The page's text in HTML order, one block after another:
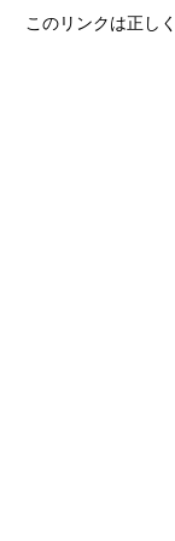
このリンクは正し